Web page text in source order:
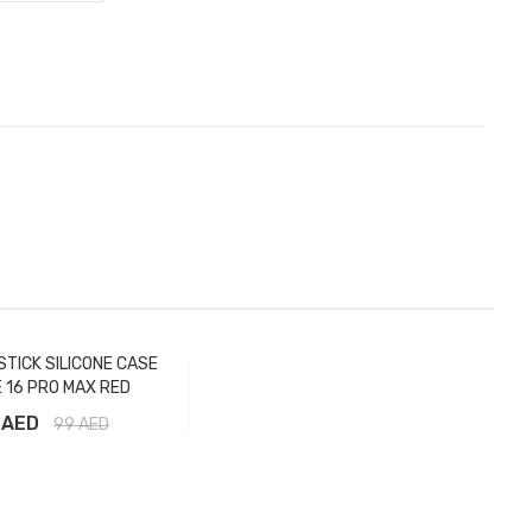
SILICONE CASE
16 PRO MAX RED
99AED